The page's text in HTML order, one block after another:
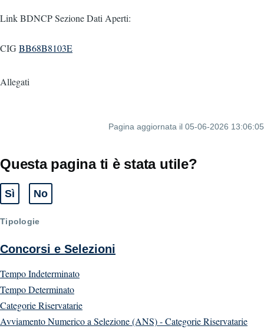
Link BDNCP Sezione Dati Aperti:
CIGBB68B8103E
Allegati
Pagina aggiornata il 05-06-2026 13:06:05
Questa pagina ti è stata utile?
Sì
Tipologie
Concorsi e Selezioni
Tempo Indeterminato
Tempo Determinato
Categorie Riservatarie
Avviamento Numerico a Selezione (ANS) - Categorie Riservatarie